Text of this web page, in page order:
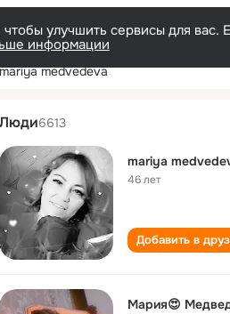
улучшить сервисы для вас.
информации
mariya medvedeva
Люди6613
mariya
46 лет
Добавить в
Мария😍